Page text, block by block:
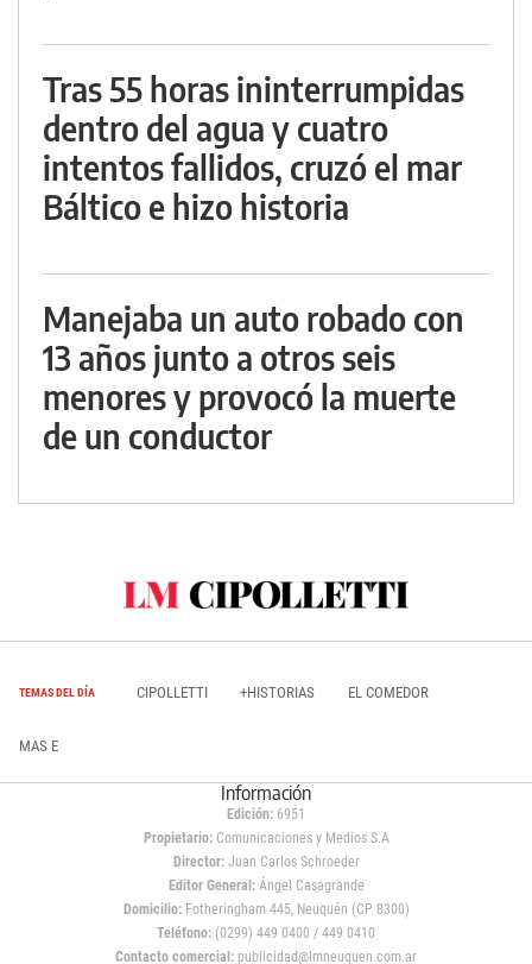
Tras 55 horas ininterrumpidas
dentro del agua y cuatro
intentos fallidos, cruzó el mar
Báltico e hizo historia
Manejaba un auto robado con
13 años junto a otros seis
menores y provocó la muerte
de un conductor
TEMAS DEL DÍA CIPOLLETTI +HISTORIAS EL COMEDOR
MAS E
Información
Edición: 6951
Propietario:Comunicaciones y Medios S.A
Director: Juan Carlos Schroeder
Editor General:Ángel Casagrande
Domicilio:Fotheringham 445, Neuquén (CP 8300)
Teléfono: (0299) 449 0400 / 449 0410
Contacto comercial: publicidad@lmneuquen.com.ar